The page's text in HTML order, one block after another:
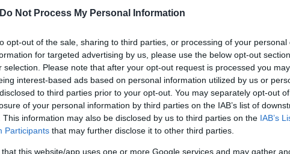
Do Not Process My Personal Information
opt-out of the sale, sharing to third parties, or processing of your personal
for targeted advertising by us, please use the below opt-out
selection. Please note that after your opt-out request is processed you may
interest-based ads based on personal information utilized by us or
to third parties prior to your opt-out. You may separately opt-out
of your personal information by third parties on the IAB’s list of
This information may also be disclosed by us to third parties on the IAB’s
Participants that may further disclose it to other third parties.
that this website/app uses one or more Google services and may gather
emelné a turistaadót.